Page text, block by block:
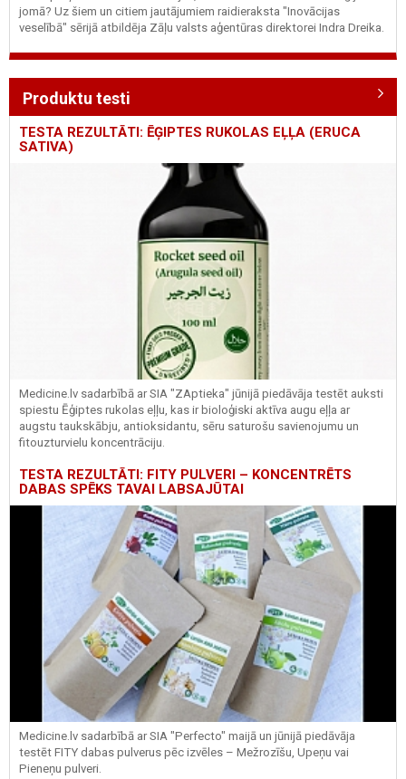
jomā? Uz šiem un citiem jautājumiem raidieraksta "Inovācijas
veselībā" sērijā atbildēja Zāļu valsts aģentūras direktorei Indra Dreika.
Produktu testi
TESTA REZULTĀTI: ĒĢIPTES RUKOLAS EĻĻA (ERUCA
SATIVA)
Medicine.lv sadarbībā ar SIA "ZAptieka" jūnijā piedāvāja testēt auksti
spiestu Ēģiptes rukolas eļļu, kas ir bioloģiski aktīva augu eļļa ar
augstu taukskābju, antioksidantu, sēru saturošu savienojumu un
fitouzturvielu koncentrāciju.
TESTA REZULTĀTI: FITY PULVERI – KONCENTRĒTS
DABAS SPĒKS TAVAI LABSAJŪTAI
Medicine.lv sadarbībā ar SIA "Perfecto" maijā un jūnijā piedāvāja
testēt FITY dabas pulverus pēc izvēles – Mežrozīšu, Upeņu vai
Pieneņu pulveri.